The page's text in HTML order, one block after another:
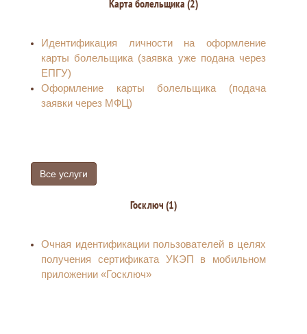
Карта болельщика (2)
Идентификация личности на оформление
карты болельщика (заявка уже подана через
ЕПГУ)
Оформление карты болельщика (подача
заявки через МФЦ)
Все услуги
Госключ (1)
Очная идентификации пользователей в целях
получения сертификата УКЭП в мобильном
приложении «Госключ»